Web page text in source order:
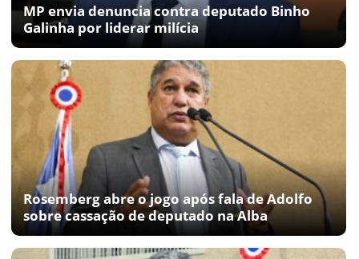
MP envia denuncia contra deputado Binho
Galinha por liderar milícia
Rosemberg abre o jogo após fala de Adolfo
sobre cassação de deputado na Alba